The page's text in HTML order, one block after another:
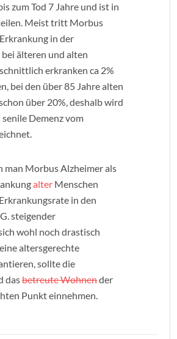
zum Tod 7 Jahre und ist in
Meist tritt Morbus
in der
älteren und alten
erkranken ca 2%
bei den über 85 Jahre alten
über 20%, deshalb wird
Demenz vom
man Morbus Alzheimer als
alter Menschen
in den
steigender
wohl noch drastisch
altersgerechte
sollte die
dasbetreute Wohnender
Punkt einnehmen.